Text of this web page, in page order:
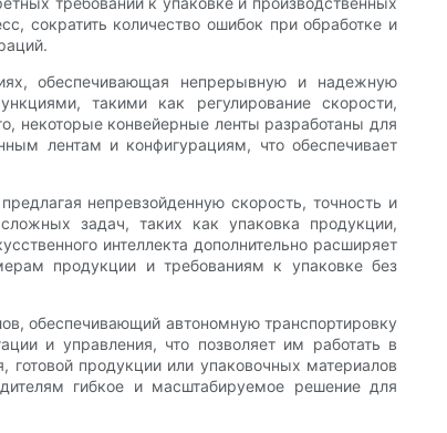
сократить количество ошибок при обработке и
обеспечивающая непрерывную и надежную
такими как регулирование скорости,
некоторые конвейерные ленты разработаны для
лентам и конфигурациям, что обеспечивает
непревзойденную скорость, точность и
задач, таких как упаковка продукции,
интеллекта дополнительно расширяет
продукции и требованиям к упаковке без
обеспечивающий автономную транспортировку
и управления, что позволяет им работать в
готовой продукции или упаковочных материалов
гибкое и масштабируемое решение для